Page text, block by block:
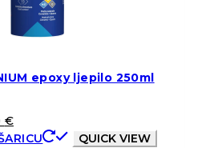
epoxy ljepilo 250ml
€
QUICK VIEW